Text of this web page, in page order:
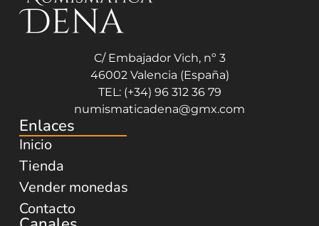
C/ Embajador Vich, nº 3
46002 Valencia (España)
TEL: (+34) 96 312 36 79
numismaticadena@gmx.com
Enlaces
Inicio
Tienda
Vender monedas
Contacto